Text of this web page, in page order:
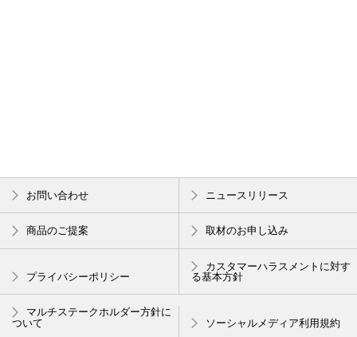
お問い合わせ ニュースリリース
商品のご提案 取材のお申し込み
プライバシーポリシー
カスタマーハラスメントに対す
る基本方針
マルチステークホルダー方針に
ついて
ソーシャルメディア利用規約